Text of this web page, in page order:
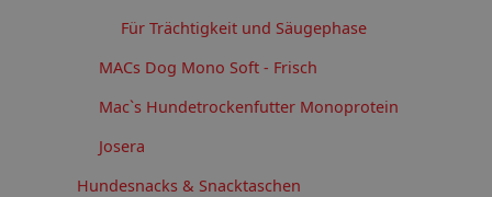
Für Trächtigkeit und Säugephase
MACs Dog Mono Soft - Frisch
Mac`s Hundetrockenfutter Monoprotein
Josera
Hundesnacks & Snacktaschen